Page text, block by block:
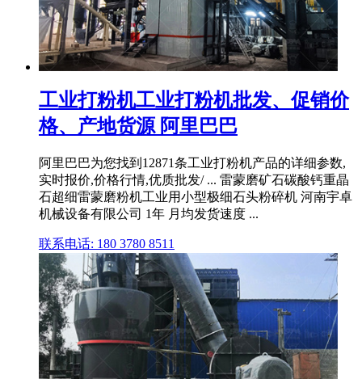
工业打粉机工业打粉机批发、促销价
格、产地货源 阿里巴巴
阿里巴巴为您找到12871条工业打粉机产品的详细参数,
实时报价,价格行情,优质批发/ ... 雷蒙磨矿石碳酸钙重晶
石超细雷蒙磨粉机工业用小型极细石头粉碎机 河南宇卓
机械设备有限公司 1年 月均发货速度 ...
联系电话: 180 3780 8511